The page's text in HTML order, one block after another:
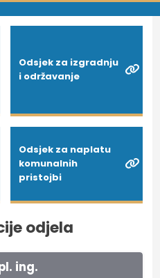
Odsjek za izgradnju
i održavanje
Odsjek za naplatu
komunalnih
pristojbi
odjela
ing.